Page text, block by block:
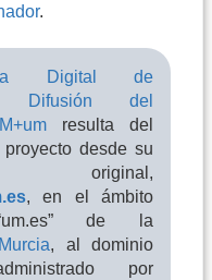
.
Digital de
Difusión del
resulta del
desde su
original,
, en el ámbito
de la
, al dominio
por